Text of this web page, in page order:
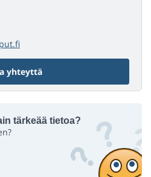
yhteyttä
tärkeää tietoa?